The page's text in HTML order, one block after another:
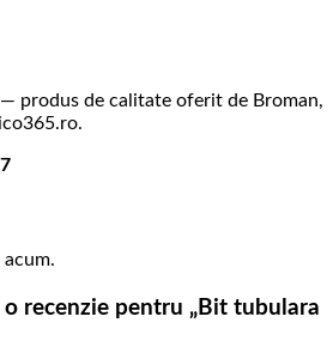
— produs de calitate oferit de Broman,
acum.
recenzie pentru „Bit tubulara